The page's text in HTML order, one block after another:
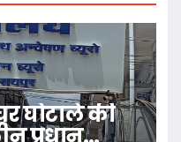
घोटाले की